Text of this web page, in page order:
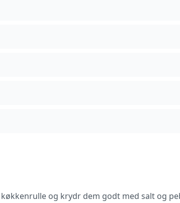
og krydr dem godt med salt og